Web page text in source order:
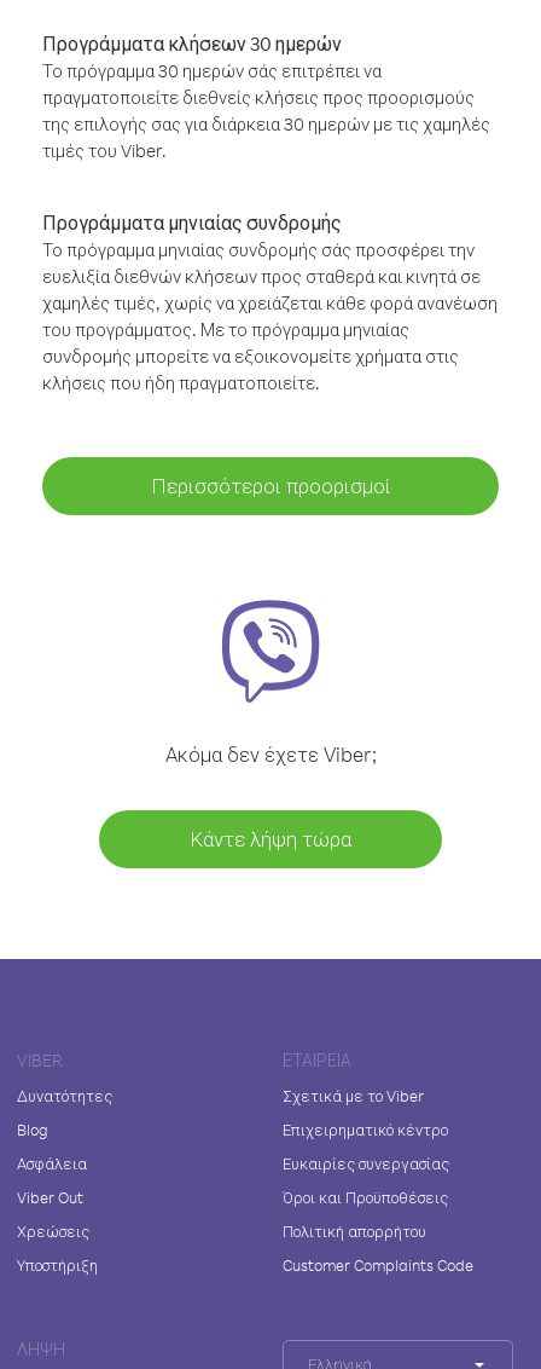
Προγράμματα κλήσεων 30 ημερών
Το πρόγραμμα 30 ημερών σάς επιτρέπει να
πραγματοποιείτε διεθνείς κλήσεις προς προορισμούς
της επιλογής σας για διάρκεια 30 ημερών με τις χαμηλές
τιμές του Viber.
Προγράμματα μηνιαίας συνδρομής
Το πρόγραμμα μηνιαίας συνδρομής σάς προσφέρει την
ευελιξία διεθνών κλήσεων προς σταθερά και κινητά σε
χαμηλές τιμές, χωρίς να χρειάζεται κάθε φορά ανανέωση
του προγράμματος. Με το πρόγραμμα μηνιαίας
συνδρομής μπορείτε να εξοικονομείτε χρήματα στις
κλήσεις που ήδη πραγματοποιείτε.
Περισσότεροι προορισμοί
Ακόμα δεν έχετε Viber;
Κάντε λήψη τώρα
VIBER
Δυνατότητες
Blog
Ασφάλεια
Viber Out
Χρεώσεις
Υποστήριξη
ΕΤΑΙΡΕΊΑ
Σχετικά με το Viber
Επιχειρηματικό κέντρο
Ευκαιρίες συνεργασίας
Όροι και Προϋποθέσεις
Πολιτική απορρήτου
Customer Complaints Code
ΛΉΨΗ
Ελληνικά